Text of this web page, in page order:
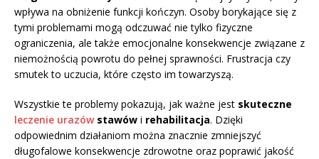
wpływa na obniżenie funkcji kończyn. Osoby borykające się z
tymi problemami mogą odczuwać nie tylko fizyczne
ograniczenia, ale także emocjonalne konsekwencje związane z
niemożnością powrotu do pełnej sprawności. Frustracja czy
smutek to uczucia, które często im towarzyszą.
Wszystkie te problemy pokazują, jak ważne jest skuteczne
leczenie urazówstawów i rehabilitacja. Dzięki
odpowiednim działaniom można znacznie zmniejszyć
długofalowe konsekwencje zdrowotne oraz poprawić jakość